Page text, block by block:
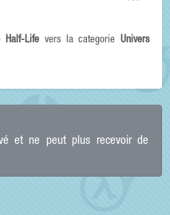
Half-Life vers la categorieUnivers
et ne peut plus recevoir de